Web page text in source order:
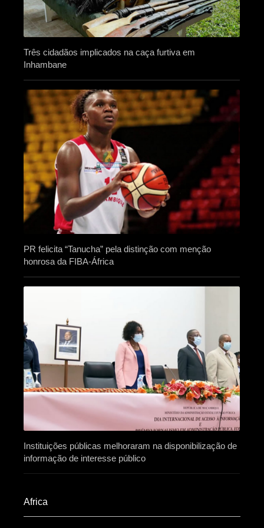
Três cidadãos implicados na caça furtiva em
Inhambane
PR felicita “Tanucha” pela distinção com menção
honrosa da FIBA-África
Instituições públicas melhoraram na disponibilização de
informação de interesse público
Africa​